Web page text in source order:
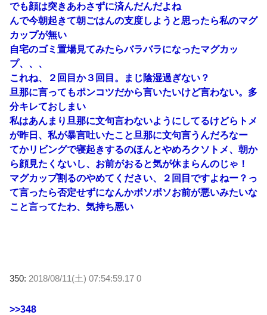
でも顔は突きあわさずに済んだんだよね
んで今朝起きて朝ごはんの支度しようと思ったら私のマグ
カップが無い
自宅のゴミ置場見てみたらバラバラになったマグカッ
プ、、、
これね、２回目か３回目。まじ陰湿過ぎない？
旦那に言ってもポンコツだから言いたいけど言わない。多
分キレておしまい
私はあんまり旦那に文句言わないようにしてるけどらトメ
が昨日、私が暴言吐いたこと旦那に文句言うんだろなー
てかリビングで寝起きするのほんとやめろクソトメ、朝か
ら顔見たくないし、お前がおると気が休まらんのじゃ！
マグカップ割るのやめてください、２回目ですよねー？っ
て言ったら否定せずになんかボソボソお前が悪いみたいな
こと言ってたわ、気持ち悪い
350: 2018/08/11(土) 07:54:59.17 0
>>348